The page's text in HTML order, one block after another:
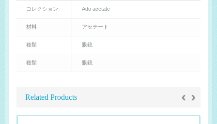
コレクション Ado acetate
材料 アセテート
種類 眼鏡
種類 眼鏡
Related Products ‹ ›